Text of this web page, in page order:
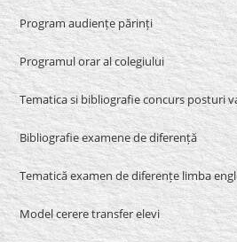
Program audiențe părinți
Programul orar al colegiului
Tematica si bibliografie concurs posturi
Bibliografie examene de diferență
Tematică examen de diferențe limba
Model cerere transfer elevi